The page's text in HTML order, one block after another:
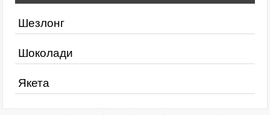
Шезлонг
Шоколади
Якета